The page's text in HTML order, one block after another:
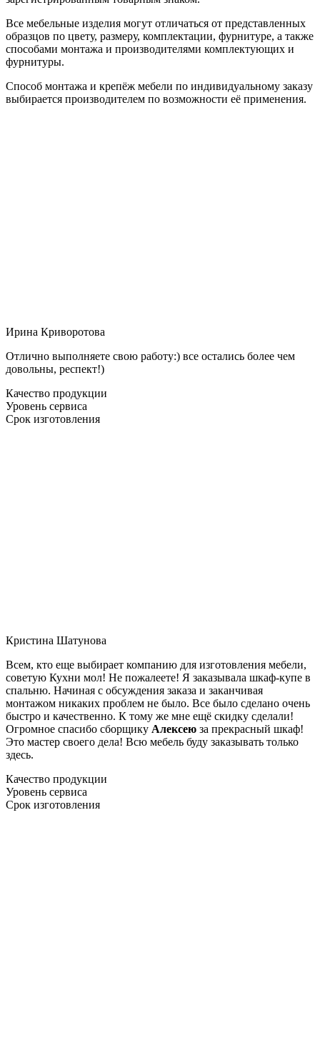
Все мебельные изделия могут отличаться от представленных
образцов по цвету, размеру, комплектации, фурнитуре, а также
способами монтажа и производителями комплектующих и
фурнитуры.
Способ монтажа и крепёж мебели по индивидуальному заказу
выбирается производителем по возможности её применения.
Ирина Криворотова
Отлично выполняете свою работу:) все остались более чем
довольны, респект!)
Качество продукции
Уровень сервиса
Срок изготовления
Кристина Шатунова
Всем, кто еще выбирает компанию для изготовления мебели,
советую Кухни мол! Не пожалеете! Я заказывала шкаф-купе в
спальню. Начиная с обсуждения заказа и заканчивая
монтажом никаких проблем не было. Все было сделано очень
быстро и качественно. К тому же мне ещё скидку сделали!
Огромное спасибо сборщику Алексею за прекрасный шкаф!
Это мастер своего дела! Всю мебель буду заказывать только
здесь.
Качество продукции
Уровень сервиса
Срок изготовления